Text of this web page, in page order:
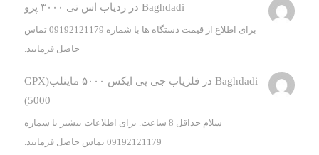
Baghdadi درردیاب اس تی ۳۰۰۰ پرو
برای اطلاع از قیمت دستگاه ها با شماره 09192121179 تماس
حاصل فرمایید.
Baghdadi در
فلزیاب جی پی ایکس ۵۰۰۰ ماینلب(GPX
5000)
سلام حداقل 8 ساعت. برای اطلاعات بیشتر با شماره
09192121179 تماس حاصل فرمایید.